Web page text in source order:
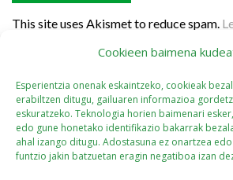
Cookieen baimena
Esperientzia onenak eskaintzeko, cookieak
erabiltzen ditugu, gailuaren informazioa
eskuratzeko. Teknologia horien baimenari
edo gune honetako identifikazio bakarrak
ahal izango ditugu. Adostasuna ez onartzea
funtzio jakin batzuetan eragin negatiboa izan
This site uses Akismet to reduce spam.